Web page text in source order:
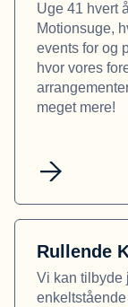
Uge 41 hvert
Motionsuge,
events for og
hvor vores
meget mere!
Rullende
Vi kan tilbyde